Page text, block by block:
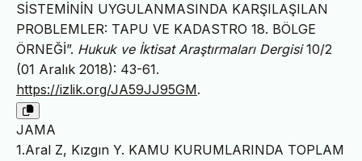
SİSTEMİNİN UYGULANMASINDA KARŞILAŞILAN
PROBLEMLER: TAPU VE KADASTRO 18. BÖLGE
ÖRNEĞİ”. Hukuk ve İktisat Araştırmaları Dergisi10/2
(01 Aralık 2018): 43-61.
https://izlik.org/JA59JJ95GM.
JAMA
1.Aral Z, Kızgın Y. KAMU KURUMLARINDA TOPLAM